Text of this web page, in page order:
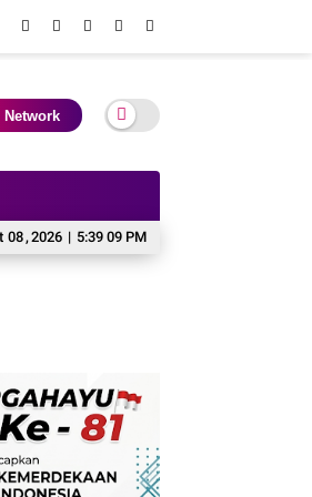
Network
08,2026 | 5:39 11 PM
Milik Kades Sungai Rambai, Bakal Dilaporkan